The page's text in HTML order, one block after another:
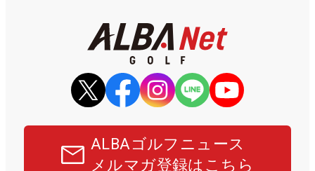
ALBAゴルフニュース
メルマガ登録はこちら